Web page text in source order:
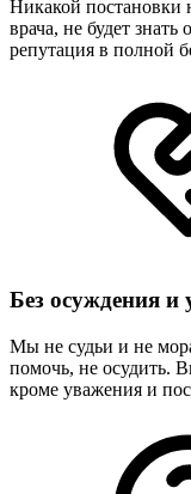
Никакой постановки
врача, не будет
репутация в полной
Без осуждения и
Мы не судьи и не
помочь, не осудить.
кроме уважения и